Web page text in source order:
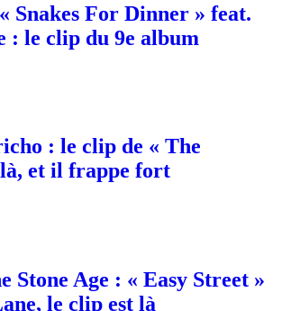
Snakes For Dinner » feat.
: le clip du 9e album
: le clip de « The
là, et il frappe fort
Stone Age : « Easy Street »
le clip est là